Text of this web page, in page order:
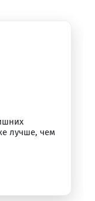
лучше, чем